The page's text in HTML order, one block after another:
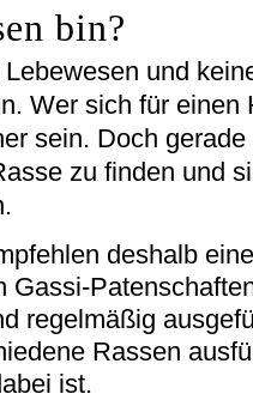
bin?
und
Wer sich für
sein. Doch
zu finden und
deshalb
Gassi-
regelmäßig
Rassen
ist.